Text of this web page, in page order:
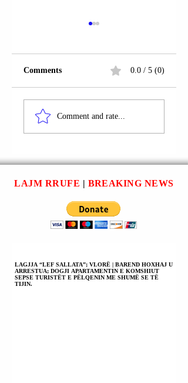
MINISTRI
IZRAELIT I
DO TA PAGUAJË
SHTRENJTË
SULMIN
USHTARAK DHE
MOSVEPRIMIN
NDAJ PENGJEVE.
Comments 0.0 / 5 (0)
Comment and rate...
LAJM RRUFE | BREAKING NEWS
LAGJJA “LEF SALLATA”; VLORË | BAREND HOXHAJ U
ARRESTUA; DOGJI APARTAMENTIN E KOMSHIUT
SEPSE TURISTËT E PËLQENIN ME SHUMË SE TË
TIJIN.